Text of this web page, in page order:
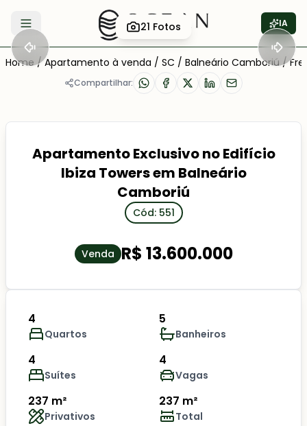
Abrir menu IA
21 Fotos
Home / Apartamento à venda / SC / Balneário Camboriú /
Compartilhar:
Apartamento Exclusivo no Edifício
Ibiza Towers em Balneário
Camboriú
Cód: 551
Venda R$ 13.600.000
4
Quartos
5
Banheiros
4
Suítes
4
Vagas
237 m²
Privativos
237 m²
Total